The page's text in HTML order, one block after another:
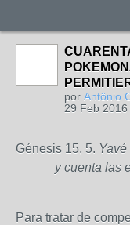
por Antônio
29 Feb 2016
Génesis 15, 5.
y cuenta las
Para tratar de